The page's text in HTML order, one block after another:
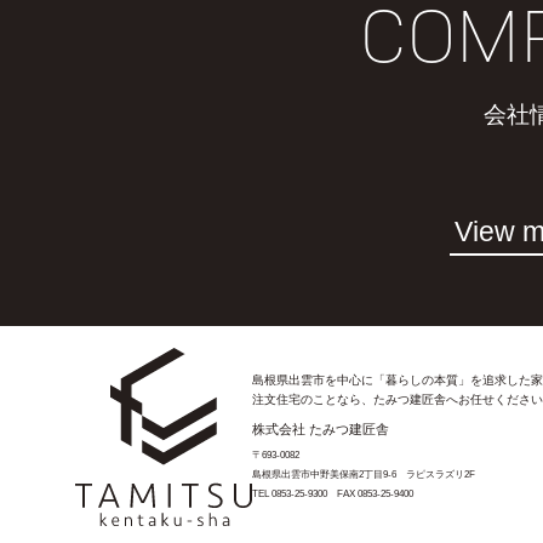
会社
View
島根県出雲市を中心に「暮らしの本質」を追求した
注文住宅のことなら、たみつ建匠舎へお任せくださ
株式会社 たみつ建匠舎
〒693-0082
島根県出雲市中野美保南2丁目9-6 ラピスラズリ2F
TEL0853-25-9300FAX 0853-25-9400